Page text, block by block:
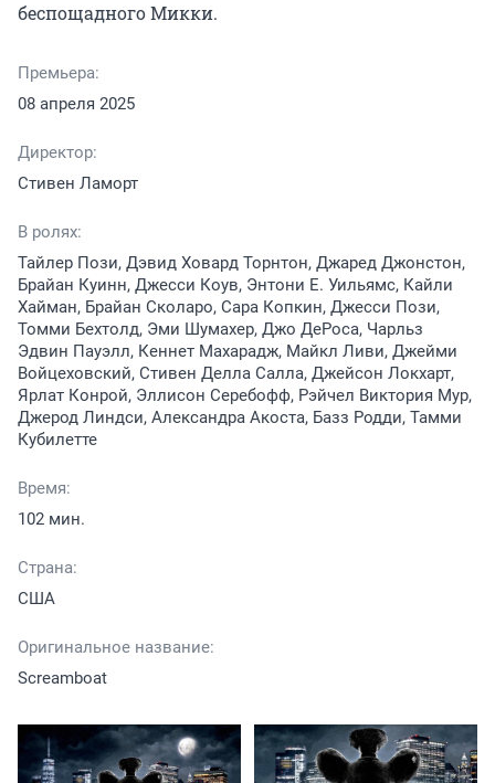
беспощадного Микки.
Премьера:
08 апреля 2025
Директор:
Стивен Ламорт
В ролях:
Тайлер Пози, Дэвид Ховард Торнтон, Джаред Джонстон,
Брайан Куинн, Джесси Коув, Энтони Е. Уильямс, Кайли
Хайман, Брайан Сколаро, Сара Копкин, Джесси Пози,
Томми Бехтолд, Эми Шумахер, Джо ДеРоса, Чарльз
Эдвин Пауэлл, Кеннет Махарадж, Майкл Ливи, Джейми
Войцеховский, Стивен Делла Салла, Джейсон Локхарт,
Ярлат Конрой, Эллисон Серебофф, Рэйчел Виктория Мур,
Джерод Линдси, Александра Акоста, Базз Родди, Тамми
Кубилетте
Время:
102 мин.
Страна:
США
Оригинальное название:
Screamboat